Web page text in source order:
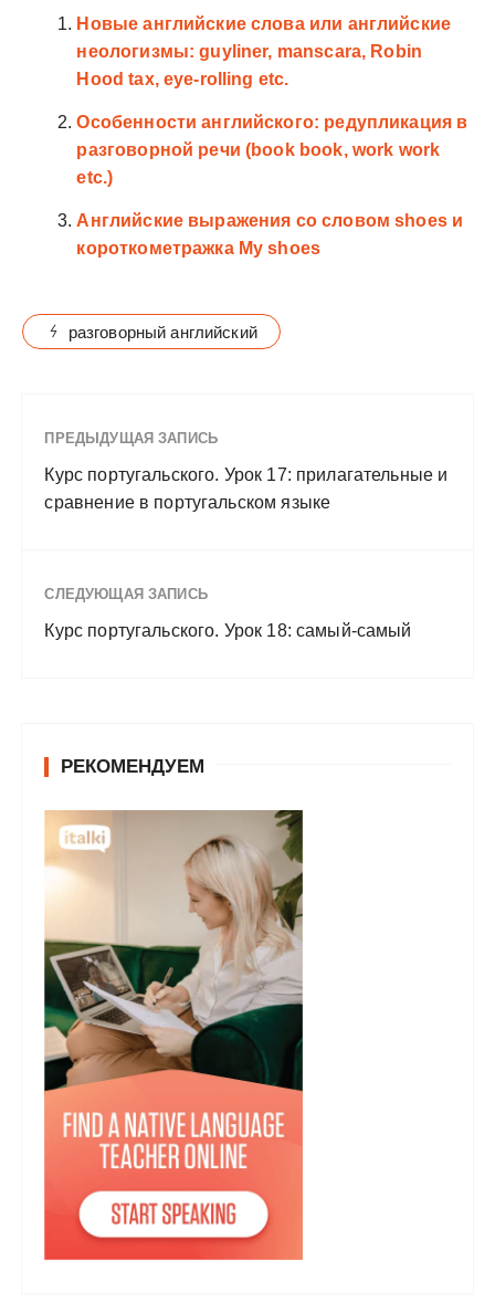
Новые английские слова или английские
неологизмы: guyliner, manscara, Robin
Hood tax, eye-rolling etc.
Особенности английского: редупликация в
разговорной речи (book book, work work
etc.)
Английские выражения со словом shoes и
короткометражка My shoes
разговорный английский
ПРЕДЫДУЩАЯ ЗАПИСЬ
Курс португальского. Урок 17: прилагательные и
сравнение в португальском языке
СЛЕДУЮЩАЯ ЗАПИСЬ
Курс португальского. Урок 18: самый-самый
РЕКОМЕНДУЕМ